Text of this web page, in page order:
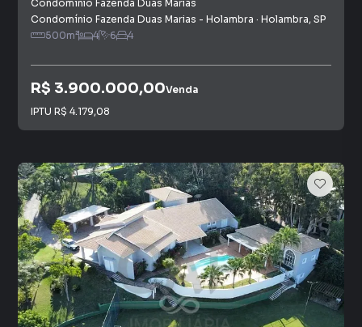
Condomínio Fazenda Duas Marias
Condomínio Fazenda Duas Marias - Holambra · Holambra, SP
500m² 4 6 4
R$ 3.900.000,00Venda
IPTU R$ 4.179,08